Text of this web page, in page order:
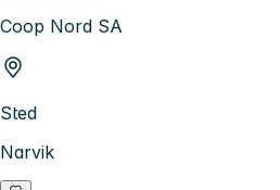
Coop Nord SA
Sted
Narvik